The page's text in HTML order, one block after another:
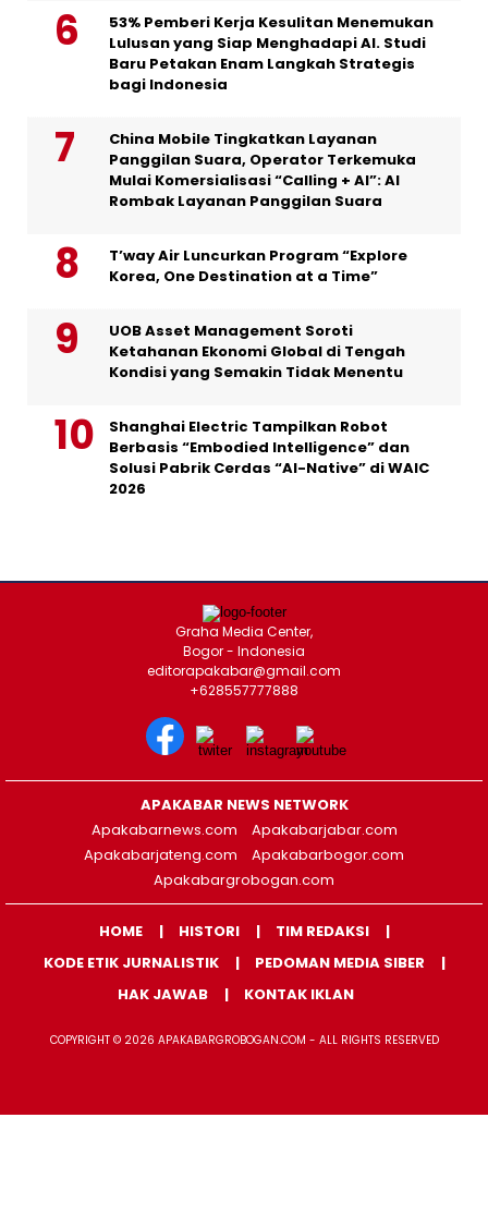
53% Pemberi Kerja Kesulitan Menemukan
Lulusan yang Siap Menghadapi AI. Studi
Baru Petakan Enam Langkah Strategis
bagi Indonesia
China Mobile Tingkatkan Layanan
Panggilan Suara, Operator Terkemuka
Mulai Komersialisasi “Calling + AI”: AI
Rombak Layanan Panggilan Suara
T’way Air Luncurkan Program “Explore
Korea, One Destination at a Time”
UOB Asset Management Soroti
Ketahanan Ekonomi Global di Tengah
Kondisi yang Semakin Tidak Menentu
Shanghai Electric Tampilkan Robot
Berbasis “Embodied Intelligence” dan
Solusi Pabrik Cerdas “AI-Native” di WAIC
2026
Graha Media Center,
Bogor - Indonesia
editorapakabar@gmail.com
+628557777888
APAKABAR NEWS NETWORK
Apakabarnews.com
Apakabarjabar.com
Apakabarjateng.com
Apakabarbogor.com
Apakabargrobogan.com
HOME HISTORI
TIM REDAKSI
KODE ETIK JURNALISTIK
PEDOMAN MEDIA SIBER
HAK JAWAB
KONTAK IKLAN
COPYRIGHT © 2026 APAKABARGROBOGAN.COM - ALL RIGHTS RESERVED